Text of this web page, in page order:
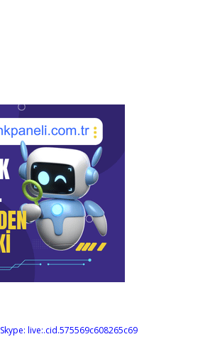
Skype: live:.cid.575569c608265c69